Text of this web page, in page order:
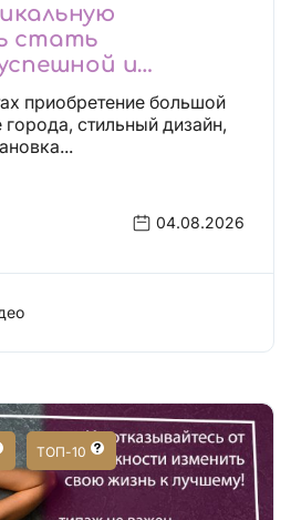
стать
и
приобретение большой
стильный дизайн,
04.08.2026
ТОП-10